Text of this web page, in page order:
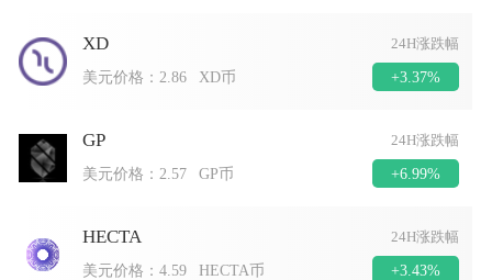
XD 24H涨跌幅
美元价格：2.86 XD币 +3.37%
GP 24H涨跌幅
美元价格： 2.57 GP币 +6.99%
HECTA 24H涨跌幅
美元价格：4.59 HECTA币 +3.43%